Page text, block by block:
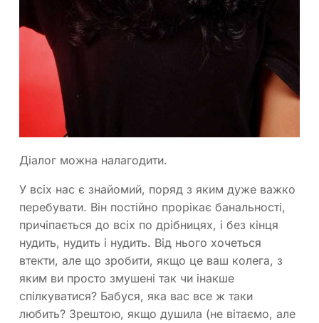
Діалог можна налагодити.
У всіх нас є знайомий, поряд з яким дуже важко
перебувати. Він постійно прорікає банальності,
причіпається до всіх по дрібницях, і без кінця
нудить, нудить і нудить. Від нього хочеться
втекти, але що зробити, якщо це ваш колега, з
яким ви просто змушені так чи інакше
спілкуватися? Бабуся, яка вас все ж таки
любить? Зрештою, якщо душила (не вітаємо, але